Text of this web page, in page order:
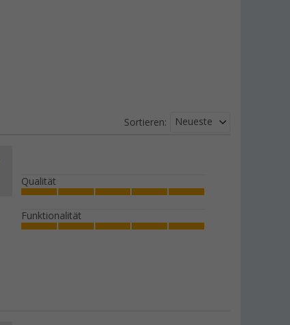
Sortieren: Neueste
Qualität
Funktionalität